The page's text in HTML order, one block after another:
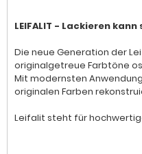
LEIFALIT - Lackieren
Die neue Generation der
originalgetreue Farbtöne
Mit modernsten
originalen Farben
Leifalit steht für